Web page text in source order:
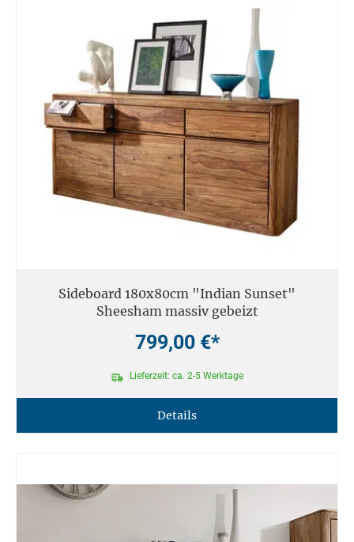
Sideboard 180x80cm "Indian Sunset"
Sheesham massiv gebeizt
799,00 €*
Lieferzeit: ca. 2-5 Werktage
Details